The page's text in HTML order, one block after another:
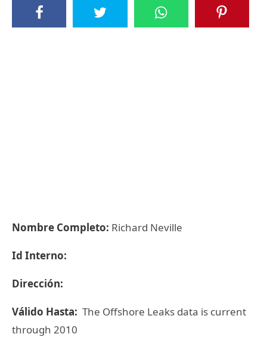
Nombre Completo: Richard Neville
Id Interno:
Dirección:
Válido Hasta: The Offshore Leaks data is current
through 2010